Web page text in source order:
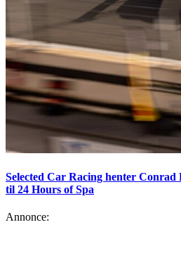
Selected Car Racing henter Conrad
til 24 Hours of Spa
Annonce: